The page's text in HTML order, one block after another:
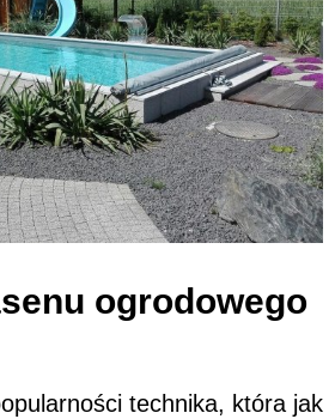
ogrodowego
technika, która jak